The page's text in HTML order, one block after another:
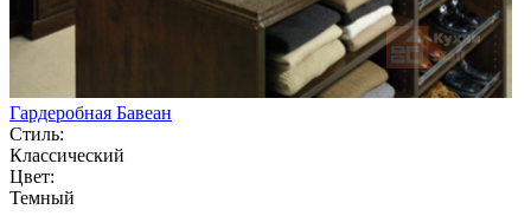
Гардеробная Бавеан
Стиль:
Классический
Цвет:
Темный